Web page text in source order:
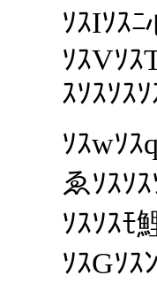
ｿｽIｿｽﾆ
ｿｽVｿｽ
ｽｿｽｿｽ
ｿｽwｿｽ
ゑｿｽｿ
ｿｽｿｽﾓ
ｿｽGｿｽ